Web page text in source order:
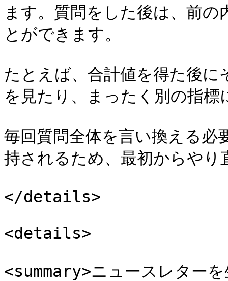
ます。質問をした後は、前
とができます。
たとえば、合計値を得た後
を見たり、まったく別の指
毎回質問全体を言い換える必
持されるため、最初からや
</details>
<details>
<summary>ニュースレター